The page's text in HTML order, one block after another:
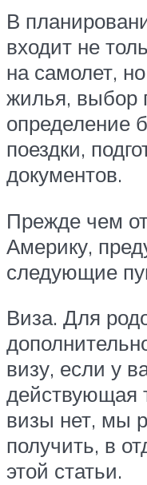
В
входит не
на самолет,
жилья, выбор
определение
поездки,
документов.
Прежде чем
Америку,
следующие
Виза. Для
визу, если у
действующая
визы нет, мы
получить, в
этой статьи.